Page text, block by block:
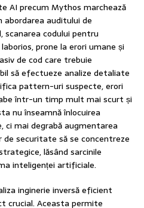
AI precum Mythos marchează
auditului de
codului pentru
prone la erori umane și
de cod care trebuie
să efectueze analize detaliate
pattern-uri suspecte, erori
într-un timp mult mai scurt și
nu înseamnă înlocuirea
ci mai degrabă augmentarea
de securitate să se concentreze
lăsând sarcinile
inteligenței artificiale.
inginerie inversă eficient
crucial. Aceasta permite